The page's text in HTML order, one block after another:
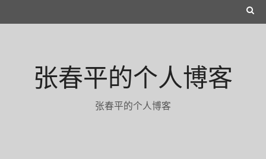
to
张春平的个人博客
张春平的个人博客